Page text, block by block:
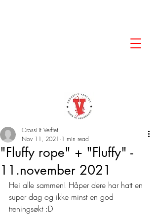
"Fluffy rope" + "Fluffy" -
11.november 2021
CrossFit Verftet
Nov 11, 2021 1 min read
Hei alle sammen! Håper dere har hatt en
super dag og ikke minst en god
treningsøkt :D